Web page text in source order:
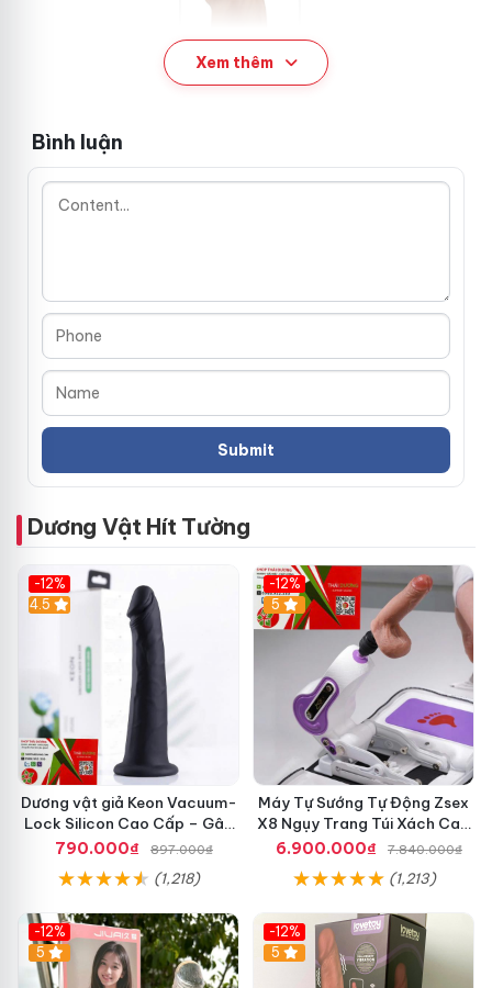
Xem thêm
Bình luận
Dương Vật Hít Tường
-12%
4.5
Dương vật giả Keon Vacuum-
Lock Silicon Cao Cấp – Gân
Nổi Mềm Mại, Đế Hút Chân
790.000₫ 897.000₫
(1,218)
-12%
5
Máy Tự Sướng Tự Động Zsex
X8 Ngụy Trang Túi Xách Cao
Cấp
6.900.000₫ 7.840.000₫
(1,213)
-12%
5
-12%
5